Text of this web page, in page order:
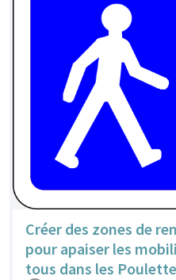
Créer des zones de
pour apaiser les
tous dans les